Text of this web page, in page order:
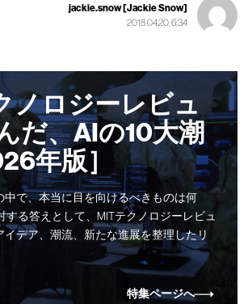
jackie.snow [Jackie Snow]
2018.04.20, 6:34
ノロジーレビュ
だ、AIの10大潮
年版］
中で、本当に目を向けるべきものは何
する答えとして、MITテクノロジーレビュ
イデア、潮流、新たな進展を整理したリ
特集ページへ